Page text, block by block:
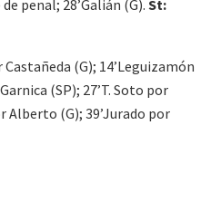
penal; 28’Galián (G). St:
Castañeda (G); 14’Leguizamón
(SP); 27’T. Soto por
Alberto (G); 39’Jurado por